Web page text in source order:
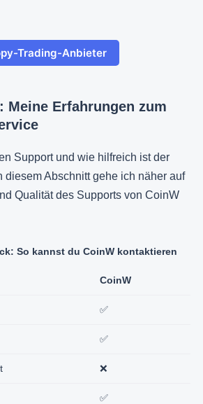
Trading-Anbieter
Meine Erfahrungen zum
Support und wie hilfreich ist der
diesem Abschnitt gehe ich näher auf
Qualität des Supports von CoinW
So kannst du CoinW kontaktieren
CoinW
✅
✅
❌
✅